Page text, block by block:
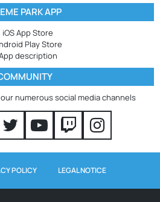
PARK APP
iOS App Store
Play Store
description
numerous social media channels
POLICY LEGAL NOTICE